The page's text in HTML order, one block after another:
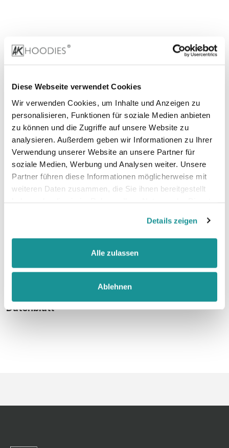
Diese Webseite verwendet Cookies
Wir verwenden Cookies, um Inhalte und Anzeigen zu
personalisieren, Funktionen für soziale Medien anbieten
zu können und die Zugriffe auf unsere Website zu
analysieren. Außerdem geben wir Informationen zu Ihrer
Verwendung unserer Website an unsere Partner für
soziale Medien, Werbung und Analysen weiter. Unsere
Partner führen diese Informationen möglicherweise mit
weiteren Daten zusammen, die Sie ihnen bereitgestellt
Details zeigen
Alle zulassen
Ablehnen
Material:
Stoffgewicht: 330 g/m²
Zertifizierungen:
Größentabelle
Datenblatt